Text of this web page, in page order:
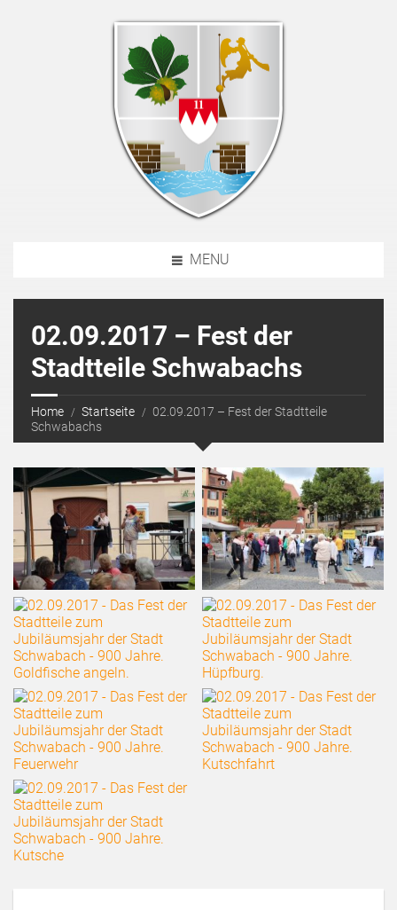
MENU
02.09.2017 – Fest der
Stadtteile Schwabachs
Home Startseite
02.09.2017 – Fest der Stadtteile
Schwabachs